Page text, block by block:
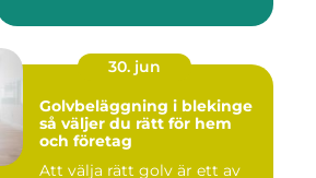
30. jun
Golvbeläggning i blekinge
så väljer du rätt för hem
och företag
Att välja rätt golv är ett av